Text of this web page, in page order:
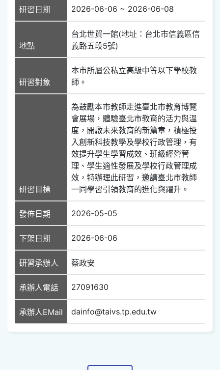
研習日期 2026-06-06 ~ 2026-06-08
地點
台北世貿一館(地址：台北市信義區信
義路五段5號)
研習對象
本市所屬公私立高級中等以下學校教
師。
研習目標
為鼓勵本市教師走進臺北市教育博覽
會展場，體驗臺北市教育的活力與溫
度，開啟未來教育的新篇章，積極投
入創新科技教學及學校行政管理，有
效提升學生學習成效、班級經營管
理、學生適性發展及學校行政管理成
效，特辦理此研習，邀請臺北市教師
一同學習引領教育的進化與躍升。
發佈日期 2026-05-05
下架日期 2026-06-06
研習承辦人 蔡政安
承辦人電話 27091630
承辦人EMail dainfo@taivs.tp.edu.tw